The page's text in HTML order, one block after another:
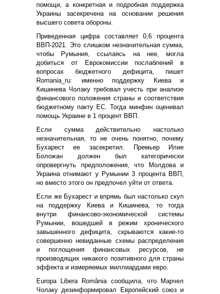
помощи, а конкретная и подробная поддержка
Украины засекречена на основании решения
высшего совета обороны.
Приведенная цифра составляет 0,6 процента
ВВП-2021. Это слишком незначительная сумма,
чтобы Румыния, ссылаясь на нее, могла
добиться от Еврокомиссии послаблений в
вопросах бюджетного дефицита, пишет
Romania_ru: именно поддержку Киева и
Кишинева Чолаку требовал учесть при анализе
финансового положения страны и соответствия
бюджетному пакту ЕС. Тогда минфин оценивал
помощь Украине в 1 процент ВВП.
Если сумма действительно настолько
незначительная, то не очень понятно, почему
Бухарест ее засекретил. Премьер Илие
Боложан должен был категорически
опровергнуть предположения, что Молдова и
Украина отнимают у Румынии 3 процента ВВП,
но вместо этого он предпочел уйти от ответа.
Если же Бухарест и впрямь был настолько скуп
на поддержку Киева и Кишинева, то тогда
внутри финансово-экономической системы
Румынии, вошедшей в режим хронического
завышенного дефицита, скрываются какие-то
совершенно невиданные схемы распределения
и поглощения финансовых ресурсов, не
производящих никакого позитивного для страны
эффекта и измеряемых миллиардами евро.
Europa Libera România сообщила, что Марчел
Чолаку дезинформировал Европейский cоюз и